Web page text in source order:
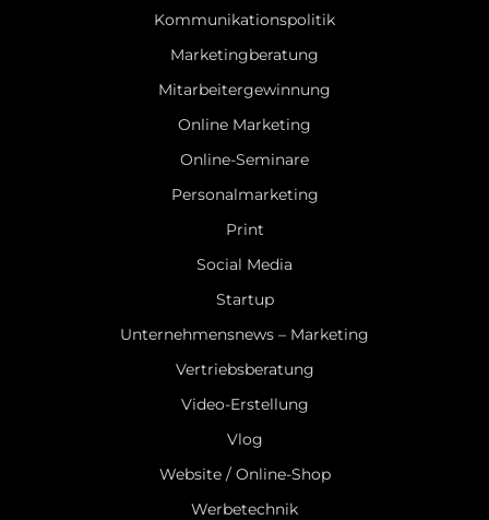
Kommunikationspolitik
Marketingberatung
Mitarbeitergewinnung
Online Marketing
Online-Seminare
Personalmarketing
Print
Social Media
Startup
Unternehmensnews – Marketing
Vertriebsberatung
Video-Erstellung
Vlog
Website / Online-Shop
Werbetechnik